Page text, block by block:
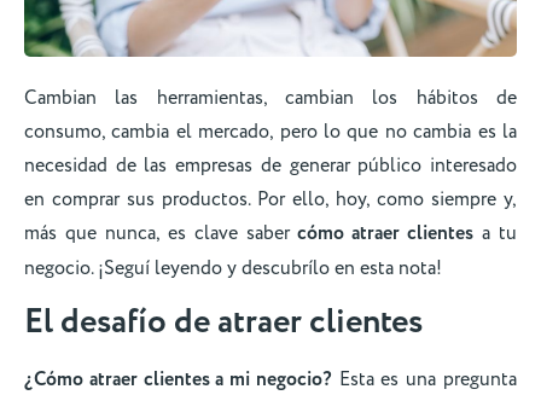
Cambian las herramientas, cambian los hábitos de
consumo, cambia el mercado, pero lo que no cambia es la
necesidad de las empresas de generar público interesado
en comprar sus productos. Por ello, hoy, como siempre y,
más que nunca, es clave sabercómo atraer clientes a tu
negocio. ¡Seguí leyendo y descubrílo en esta nota!
El desafío de atraer clientes
¿Cómo atraer clientes a mi negocio? Esta es una pregunta